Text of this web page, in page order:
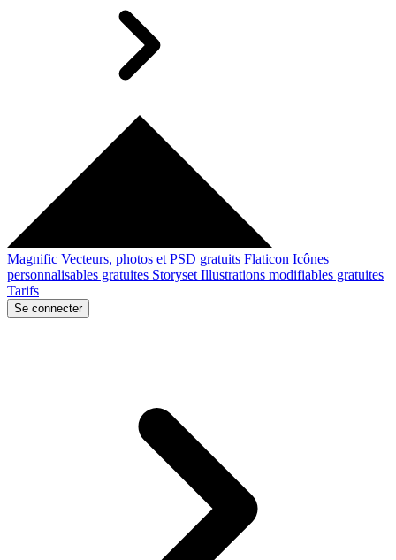
Magnific Vecteurs, photos et PSD gratuits Flaticon Icônes
personnalisables gratuites Storyset Illustrations modifiables gratuites
Tarifs
Se connecter